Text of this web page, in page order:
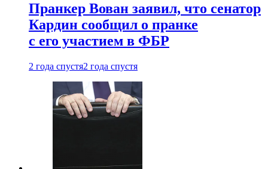
Пранкер Вован заявил, что сенатор
Кардин сообщил о пранке
с его участием в ФБР
2 года спустя2 года спустя